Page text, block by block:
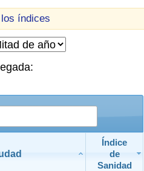
índices
Índice
de
Sanidad
país